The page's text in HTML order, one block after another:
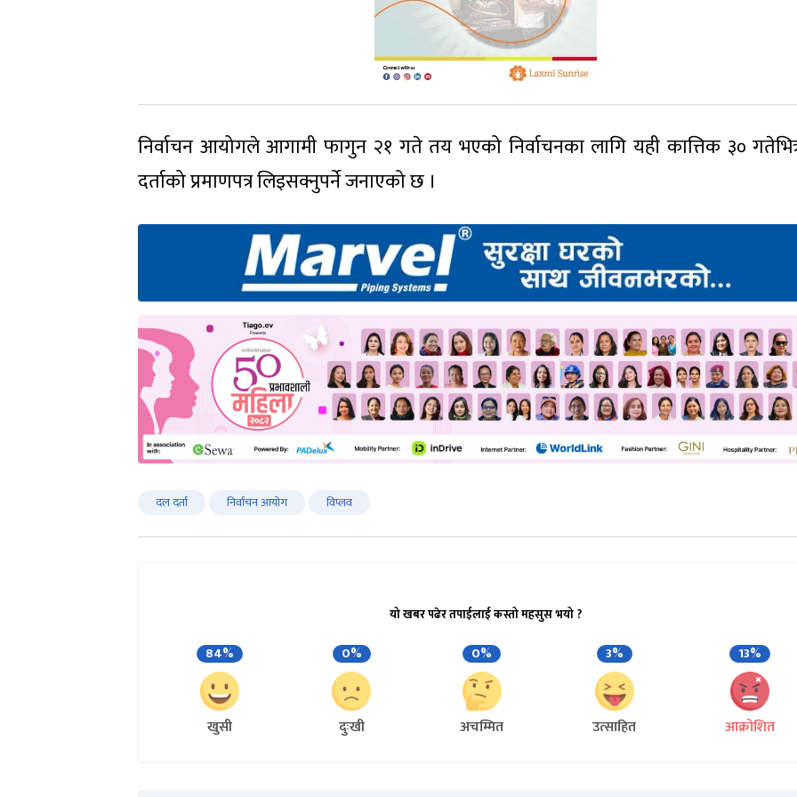
निर्वाचन आयोगले आगामी फागुन २१ गते तय भएको निर्वाचनका लागि यही कात्तिक ३०
दर्ताको प्रमाणपत्र लिइसक्नुपर्ने जनाएको छ ।
दल दर्ता निर्वाचन आयोग विप्लव
यो खबर पढेर तपाईलाई कस्तो महसुस भयो ?
84%
खुसी
0%
दुःखी
0%
अचम्मित
3%
उत्साहित
13%
आक्रोशित